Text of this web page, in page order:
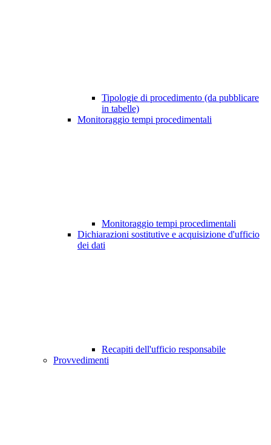
Tipologie di procedimento (da pubblicare
in tabelle)
Monitoraggio tempi procedimentali
Monitoraggio tempi procedimentali
Dichiarazioni sostitutive e acquisizione d'ufficio
dei dati
Recapiti dell'ufficio responsabile
Provvedimenti